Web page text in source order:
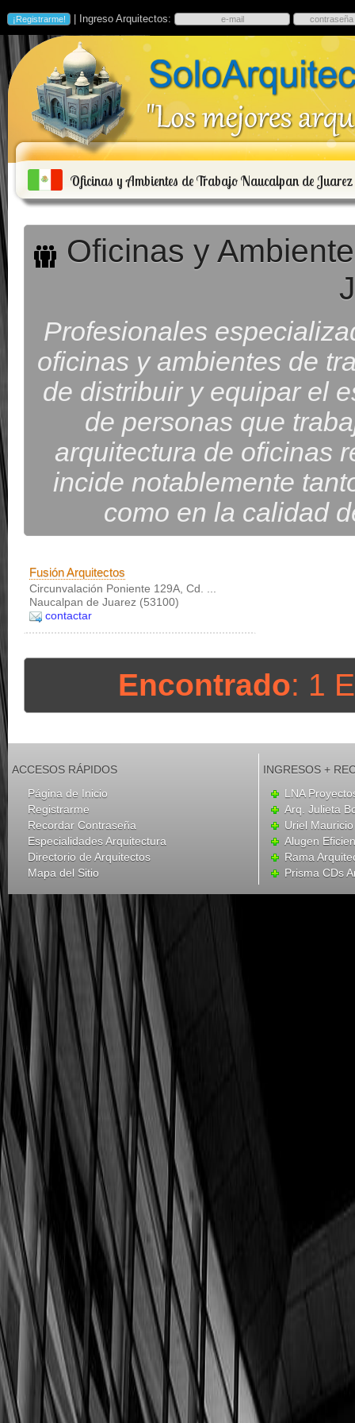
| Ingreso Arquitectos:
Oficinas y Ambientes de Trabajo Naucalpan de Juarez
Oficinas y
Profesionales
oficinas y ambientes de
de distribuir y equipar el
de personas que
arquitectura de oficinas
incide notablemente
como en la calidad
Fusión Arquitectos
Circunvalación Poniente 129A, Cd. ...
Naucalpan de Juarez (53100)
contactar
Encontrado: 1
ACCESOS RÁPIDOS
Página de Inicio
Registrarme
Recordar Contraseña
Especialidades Arquitectura
Directorio de Arquitectos
Mapa del Sitio
INGRESOS +
LNA
Arq. Julieta
Uriel
Alugen
Rama
Prisma CDs